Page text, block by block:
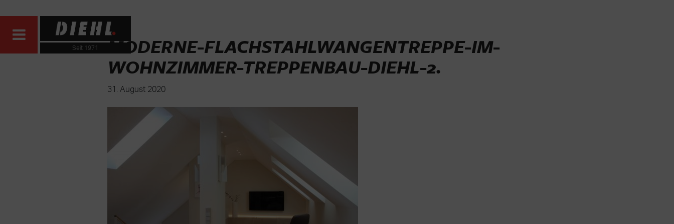
Seit 1971
MODERNE-FLACHSTAHLWANGENTREPPE-IM-
WOHNZIMMER-TREPPENBAU-DIEHL-2.
31. August 2020